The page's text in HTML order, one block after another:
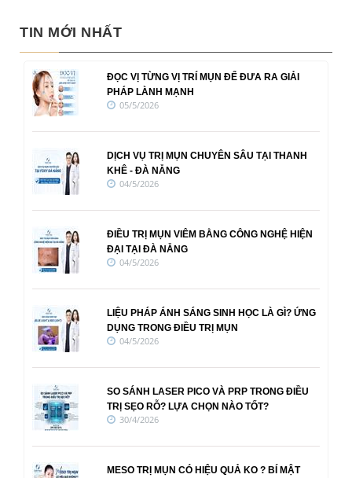
TIN MỚI NHẤT
ĐỌC VỊ TỪNG VỊ TRÍ MỤN ĐỂ ĐƯA RA GIẢI
PHÁP LÀNH MẠNH
05/5/2026
DỊCH VỤ TRỊ MỤN CHUYÊN SÂU TẠI THANH
KHÊ - ĐÀ NẴNG
04/5/2026
ĐIỀU TRỊ MỤN VIÊM BẰNG CÔNG NGHỆ HIỆN
ĐẠI TẠI ĐÀ NẴNG
04/5/2026
LIỆU PHÁP ÁNH SÁNG SINH HỌC LÀ GÌ? ỨNG
DỤNG TRONG ĐIỀU TRỊ MỤN
04/5/2026
SO SÁNH LASER PICO VÀ PRP TRONG ĐIỀU
TRỊ SẸO RỖ? LỰA CHỌN NÀO TỐT?
30/4/2026
MESO TRỊ MỤN CÓ HIỆU QUẢ KO ? BÍ MẬT